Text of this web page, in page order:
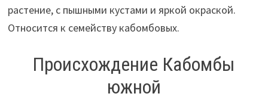
растение, с пышными кустами и яркой окраской.
Относится к семейству кабомбовых.
Происхождение Кабомбы
южной